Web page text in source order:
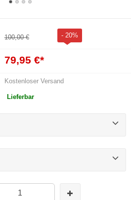
100,00 € - 20%
79,95 €*
Kostenloser Versand
Lieferbar